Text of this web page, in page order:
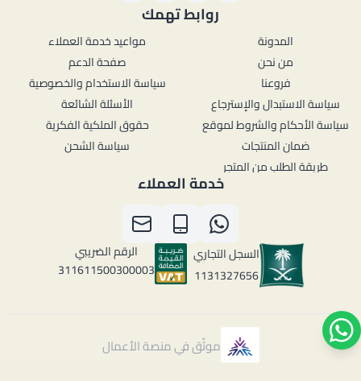
روابط تهمك
المدونة
من نحن
فروعنا
سياسة الاستبدال والإسترجاع
سياسة الأحكام والشروط لموقع
ضمان المنتجات
طريقة الطلب من المتجر
مواعيد خدمة العملاء
صفحة الدعم
سياسة الاستخدام والخصوصية
الأسئلة الشائعة
حقوق الملكية الفكرية
سياسة الشحن
خدمة العملاء
السجل التجاري
1131327656
الرقم الضريبي
311611500300003
موثّق في منصة الأعمال